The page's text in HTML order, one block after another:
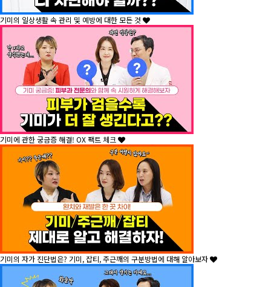
기미의 일상생활 속 관리 및 예방에 대한 모든 것
기미에 관한 궁금증 해결! OX 팩트 체크
기미의 자가 진단법은? 기미, 잡티, 주근깨의 구분방법에 대해 알아보자